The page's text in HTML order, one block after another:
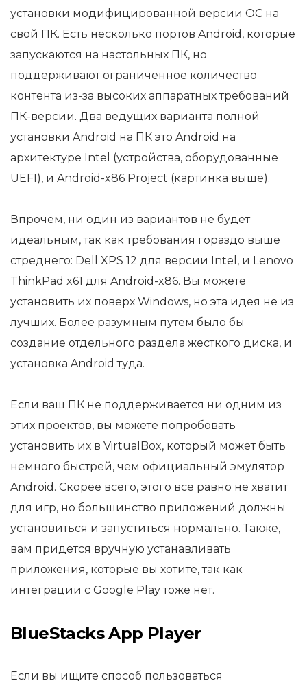
установки модифицированной версии ОС на
свой ПК. Есть несколько портов Android, которые
запускаются на настольных ПК, но
поддерживают ограниченное количество
контента из-за высоких аппаратных требований
ПК-версии. Два ведущих варианта полной
установки Android на ПК это Android на
архитектуре Intel (устройства, оборудованные
UEFI), и Android-x86 Project (картинка выше).
Впрочем, ни один из вариантов не будет
идеальным, так как требования гораздо выше
стреднего: Dell XPS 12 для версии Intel, и Lenovo
ThinkPad x61 для Android-x86. Вы можете
установить их поверх Windows, но эта идея не из
лучших. Более разумным путем было бы
создание отдельного раздела жесткого диска, и
установка Android туда.
Если ваш ПК не поддерживается ни одним из
этих проектов, вы можете попробовать
установить их в VirtualBox, который может быть
немного быстрей, чем официальный эмулятор
Android. Скорее всего, этого все равно не хватит
для игр, но большинство приложений должны
установиться и запуститься нормально. Также,
вам придется вручную устанавливать
приложения, которые вы хотите, так как
интеграции с Google Play тоже нет.
BlueStacks App Player
Если вы ищите способ пользоваться